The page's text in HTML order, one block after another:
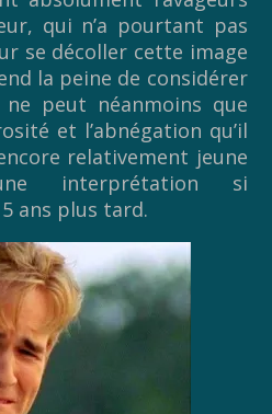
qui n’a pourtant pas
se décoller cette image
la peine de considérer
peut néanmoins que
et l’abnégation qu’il
relativement jeune
interprétation si
ans plus tard.